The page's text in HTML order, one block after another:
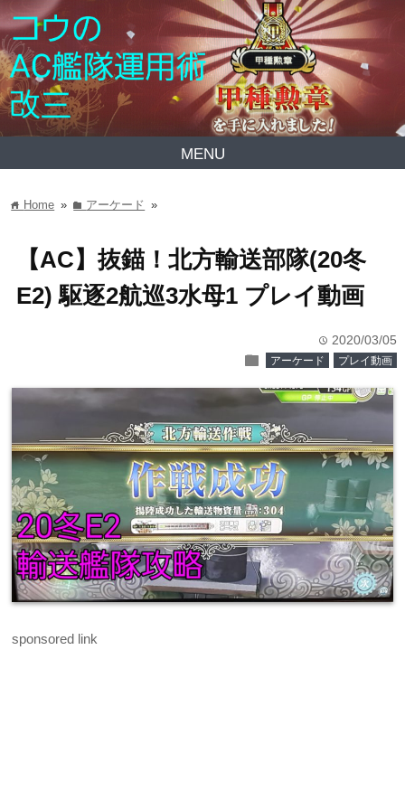
MENU
home Home » folder アーケード »
【AC】抜錨！北方輸送部隊(20冬
E2) 駆逐2航巡3水母1 プレイ動画
time 2020/03/05
folder アーケード プレイ動画
sponsored link